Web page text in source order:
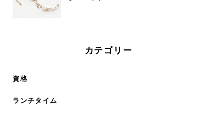
カテゴリー
資格
ランチタイム